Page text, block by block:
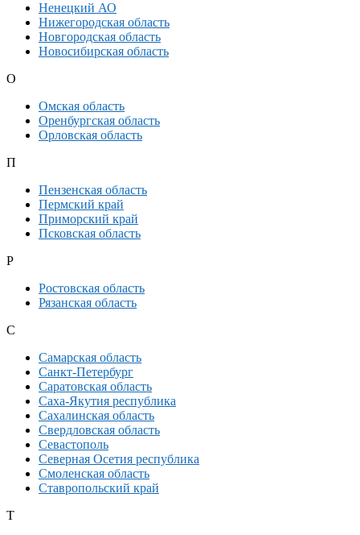
Ненецкий АО
Нижегородская область
Новгородская область
Новосибирская область
О
Омская область
Оренбургская область
Орловская область
П
Пензенская область
Пермский край
Приморский край
Псковская область
Р
Ростовская область
Рязанская область
С
Самарская область
Санкт-Петербург
Саратовская область
Саха-Якутия республика
Сахалинская область
Свердловская область
Севастополь
Северная Осетия республика
Смоленская область
Ставропольский край
Т